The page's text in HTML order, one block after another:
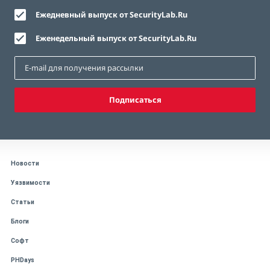
Ежедневный выпуск от SecurityLab.Ru
Еженедельный выпуск от SecurityLab.Ru
Подписаться
Новости
Уязвимости
Статьи
Блоги
Софт
PHDays